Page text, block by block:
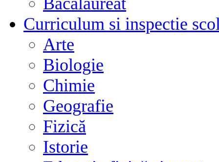
Curriculum si inspectie
Arte
Biologie
Chimie
Geografie
Fizică
Istorie